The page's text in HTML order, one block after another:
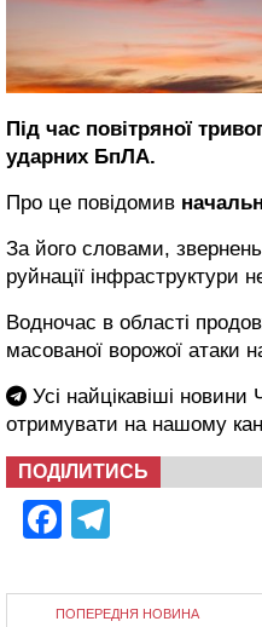
Під час повітряної
ударних БпЛА.
Про це повідомив
За його словами,
руйнації інфраструктури
Водночас в області
масованої ворожої атаки
Усі найцікавіші
отримувати на нашому
ПОДІЛИТИСЬ
Facebook
ПОПЕРЕДНЯ НОВИНА